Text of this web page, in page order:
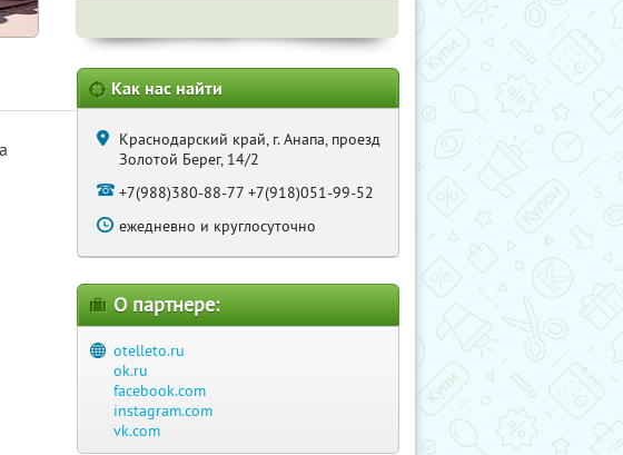
Как нас найти
Краснодарский край, г. Анапа, проезд
Золотой Берег, 14/2
+7(988)380-88-77 +7(918)051-99-52
ежедневно и круглосуточно
О партнере:
otelleto.ru
ok.ru
facebook.com
instagram.com
vk.com